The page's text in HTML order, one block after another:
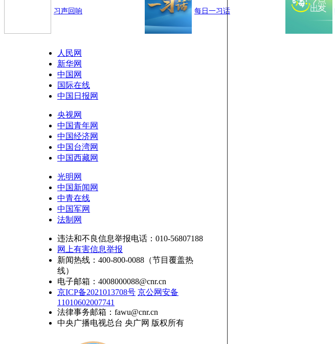
习声回响 每日一习话
人民网
新华网
中国网
国际在线
中国日报网
央视网
中国青年网
中国经济网
中国台湾网
中国西藏网
光明网
中国新闻网
中青在线
中国军网
法制网
违法和不良信息举报电话：010-56807188
网上有害信息举报
新闻热线：400-800-0088（节目覆盖热
线）
电子邮箱：4008000088@cnr.cn
京ICP备2021013708号 京公网安备
11010602007741
法律事务邮箱：fawu@cnr.cn
中央广播电视总台 央广网 版权所有